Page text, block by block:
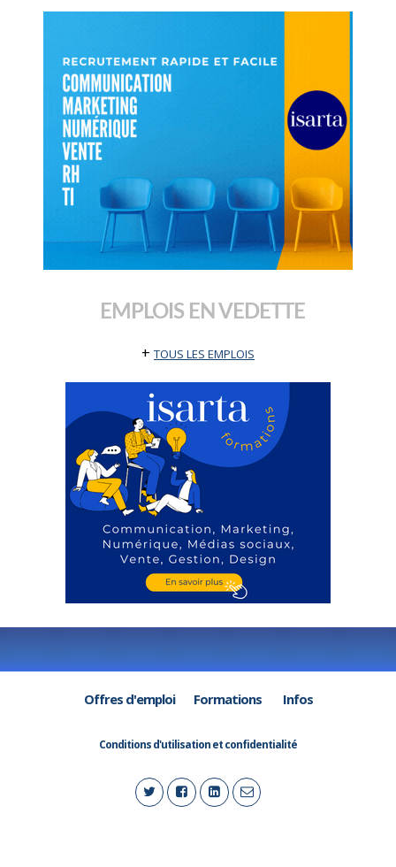
EMPLOIS EN VEDETTE
+ TOUS LES EMPLOIS
Offres d'emploi Formations Infos
Conditions d'utilisation et confidentialité